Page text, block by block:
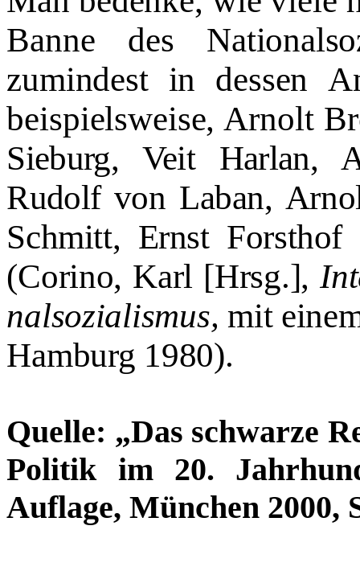
Banne des
zumindest in dessen
beispielsweise, Arnolt
Sieburg, Veit Harlan,
Rudolf von Laban,
Schmitt, Ernst
(Corino, Karl [Hrsg.],
nalsozialismus, mit
Hamburg 1980).
Quelle: „Das schwarze
Politik im 20.
Auflage, München 2000,